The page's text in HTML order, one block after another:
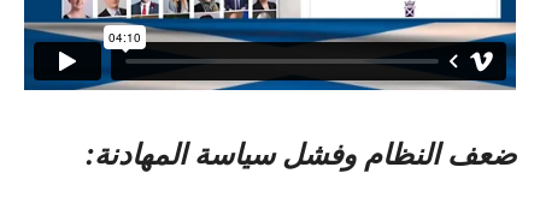
ضعف النظام وفشل سياسة المهادنة: